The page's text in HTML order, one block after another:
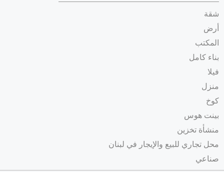
شقة
أرض
المكتب
بناء كامل
فيلا
منزل
كوخ
بينت هوس
منشأة تخزين
محل تجاري للبيع والإيجار في لبنان
صناعي